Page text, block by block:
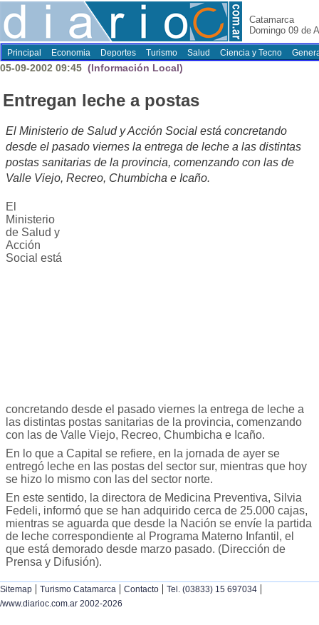
Catamarca
Domingo 09 de
Principal Economia Deportes Turismo Salud Ciencia y Tecno
05-09-2002 09:45 (Información Local)
Entregan leche a postas
El Ministerio de Salud y Acción Social está concretando
desde el pasado viernes la entrega de leche a las distintas
postas sanitarias de la provincia, comenzando con las de
Valle Viejo, Recreo, Chumbicha e Icaño.
El
Ministerio
de Salud y
Acción
Social está
concretando desde el pasado viernes la entrega de leche a
las distintas postas sanitarias de la provincia, comenzando
con las de Valle Viejo, Recreo, Chumbicha e Icaño.
En lo que a Capital se refiere, en la jornada de ayer se
entregó leche en las postas del sector sur, mientras que hoy
se hizo lo mismo con las del sector norte.
En este sentido, la directora de Medicina Preventiva, Silvia
Fedeli, informó que se han adquirido cerca de 25.000 cajas,
mientras se aguarda que desde la Nación se envíe la partida
de leche correspondiente al Programa Materno Infantil, el
que está demorado desde marzo pasado. (Dirección de
Prensa y Difusión).
Sitemap | Turismo Catamarca | Contacto | Tel. (03833) 15 697034 |
/www.diarioc.com.ar 2002-2026